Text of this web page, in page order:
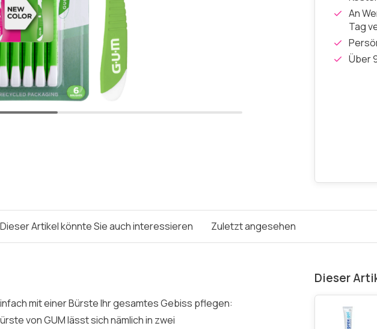
An
Tag
Über
Dieser Artikel könnte Sie auch interessieren Zuletzt angesehen
mit einer Bürste Ihr gesamtes Gebiss pflegen:
von GUM lässt sich nämlich in zwei
Dieser